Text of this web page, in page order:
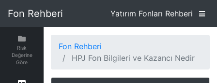
Fon Rehberi Yatırım Fonları Rehberi
Risk
Değerine
Göre
Fon Rehberi
HPJ Fon Bilgileri ve Kazancı Nedir